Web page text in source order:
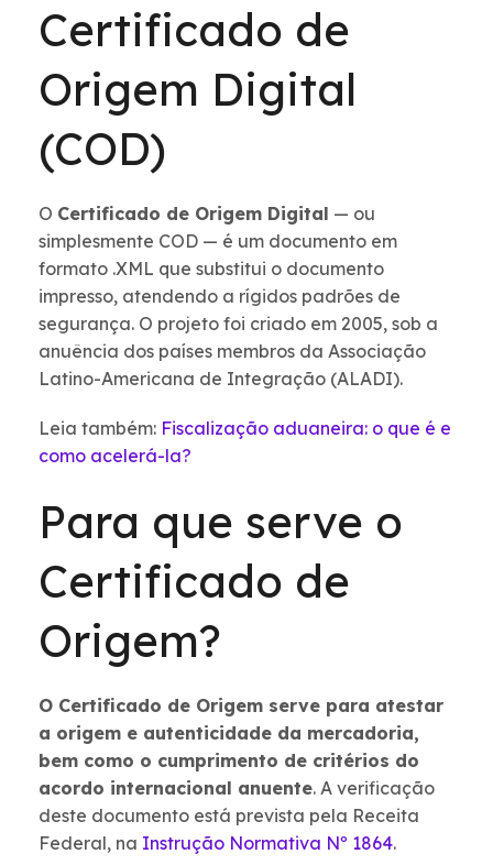
Certificado de
Origem Digital
(COD)
O Certificado de Origem Digital — ou
simplesmente COD — é um documento em
formato .XML que substitui o documento
impresso, atendendo a rígidos padrões de
segurança. O projeto foi criado em 2005, sob a
anuência dos países membros da Associação
Latino-Americana de Integração (ALADI).
Leia também: Fiscalização aduaneira: o que é e
como acelerá-la?
Para que serve o
Certificado de
Origem?
O Certificado de Origem serve para atestar
a origem e autenticidade da mercadoria,
bem como o cumprimento de critérios do
acordo internacional anuente. A verificação
deste documento está prevista pela Receita
Federal, na Instrução Normativa Nº 1864.